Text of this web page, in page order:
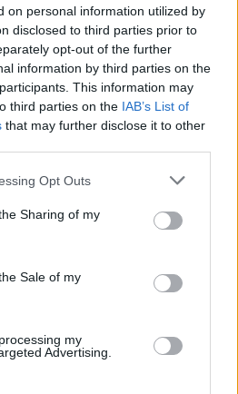
on personal information utilized by
disclosed to third parties prior to
opt-out of the further
information by third parties on the
This information may
third parties on the IAB’s List of
that may further disclose it to other
Opt Outs
Sharing of my
Sale of my
my
Advertising.
διατυπώσεις. Αναγνώρισε
«σε δύσκολη θέση» και
αποχώρησε επειδή θεωρεί
έκλεισε».
όσων παραμένουν
να του δώσουν
σαφές ότι η δική του
«Αυτό πια δεν ήταν ο
να είναι ο ΣΥΡΙΖΑ», είπε
χωρίς τον
τοποθέτηση του Γιάννη